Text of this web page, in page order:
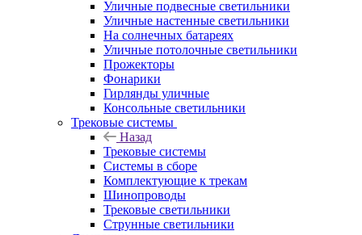
Уличные подвесные светильники
Уличные настенные светильники
На солнечных батареях
Уличные потолочные светильники
Прожекторы
Фонарики
Гирлянды уличные
Консольные светильники
Трековые системы
Назад
Трековые системы
Системы в сборе
Комплектующие к трекам
Шинопроводы
Трековые светильники
Струнные светильники